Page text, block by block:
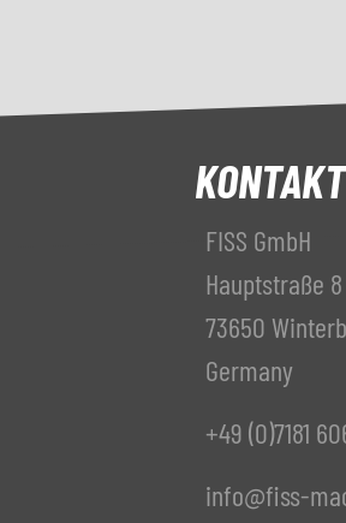
KONTAKT
FISS GmbH
Hauptstraße 8
73650
Germany
+49 (0)7181
info@fiss-